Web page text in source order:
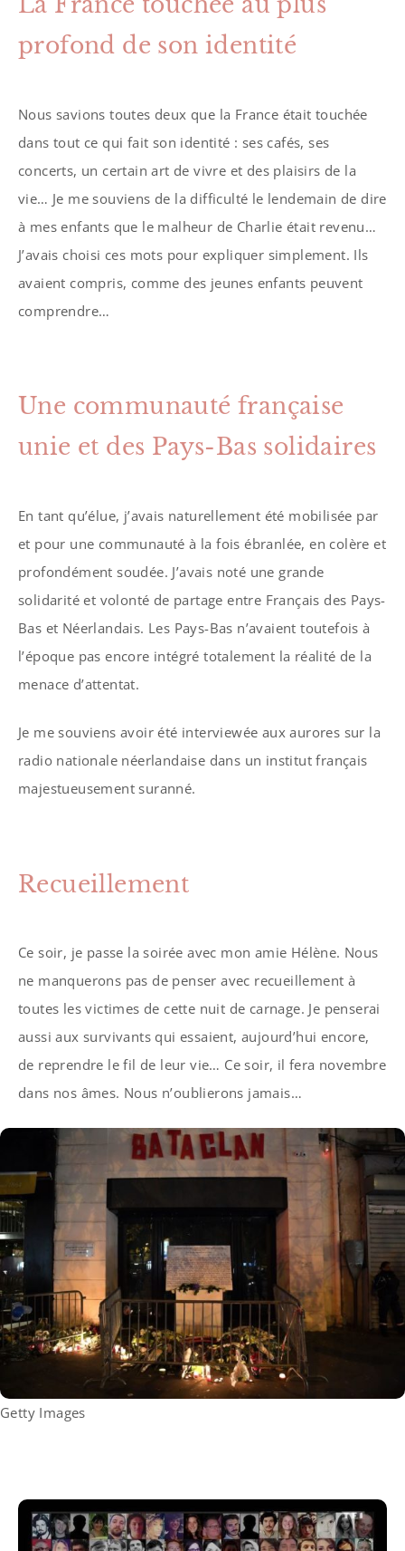
profond de son identité
Nous savions toutes deux que la France était touchée
dans tout ce qui fait son identité : ses cafés, ses
concerts, un certain art de vivre et des plaisirs de la
vie… Je me souviens de la difficulté le lendemain de dire
à mes enfants que le malheur de Charlie était revenu…
J’avais choisi ces mots pour expliquer simplement. Ils
avaient compris, comme des jeunes enfants peuvent
comprendre…
Une communauté française
unie et des Pays-Bas solidaires
En tant qu’élue, j’avais naturellement été mobilisée par
et pour une communauté à la fois ébranlée, en colère et
profondément soudée. J’avais noté une grande
solidarité et volonté de partage entre Français des Pays-
Bas et Néerlandais. Les Pays-Bas n’avaient toutefois à
l’époque pas encore intégré totalement la réalité de la
menace d’attentat.
Je me souviens avoir été interviewée aux aurores sur la
radio nationale néerlandaise dans un institut français
majestueusement suranné.
Recueillement
Ce soir, je passe la soirée avec mon amie Hélène. Nous
ne manquerons pas de penser avec recueillement à
toutes les victimes de cette nuit de carnage. Je penserai
aussi aux survivants qui essaient, aujourd’hui encore,
de reprendre le fil de leur vie… Ce soir, il fera novembre
dans nos âmes. Nous n’oublierons jamais…
Getty Images